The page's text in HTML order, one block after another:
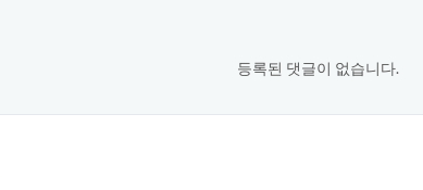
등록된 댓글이 없습니다.